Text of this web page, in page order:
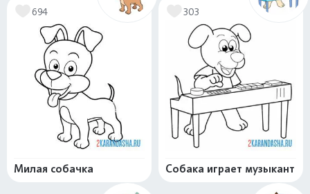
694
Милая собачка
303
Собака играет музыкант